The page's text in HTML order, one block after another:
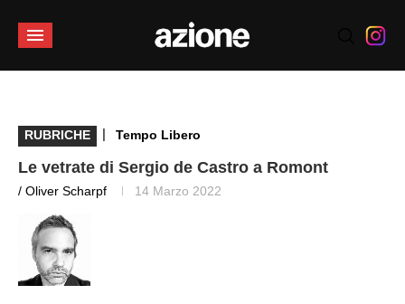
RUBRICHE | Tempo Libero
Le vetrate di Sergio de Castro a Romont
/ Oliver Scharpf 14 Marzo 2022